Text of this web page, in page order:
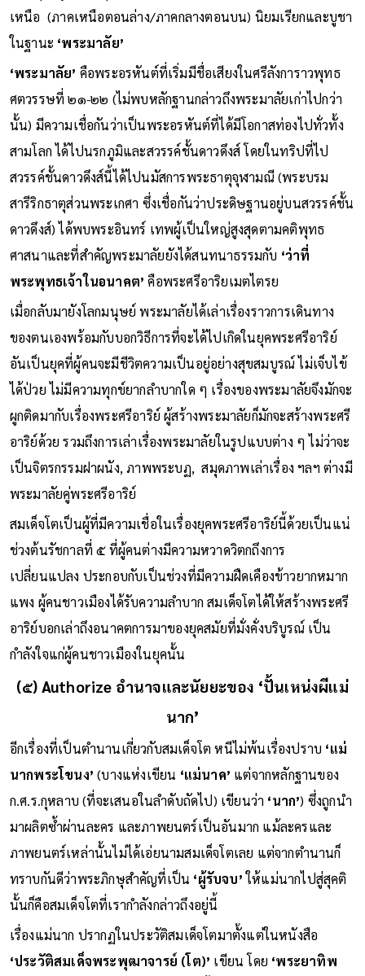
เหนือ (ภาคเหนือตอนล่าง/ภาคกลางตอนบน) นิยมเรียกและบูชา
ในฐานะ ‘พระมาลัย’
‘พระมาลัย’ คือพระอรหันต์ที่เริ่มมีชื่อเสียงในศรีลังการาวพุทธ
ศตวรรษที่ ๒๑-๒๒ (ไม่พบหลักฐานกล่าวถึงพระมาลัยเก่าไปกว่า
นั้น) มีความเชื่อกันว่าเป็นพระอรหันต์ที่ได้มีโอกาสท่องไปทั่วทั้ง
สามโลก ได้ไปนรกภูมิและสวรรค์ชั้นดาวดึงส์ โดยในทริปที่ไป
สวรรค์ชั้นดาวดึงส์นี้ได้ไปนมัสการพระธาตุจุฬามณี (พระบรม
สารีริกธาตุส่วนพระเกศา ซึ่งเชื่อกันว่าประดิษฐานอยู่บนสวรรค์ชั้น
ดาวดึงส์) ได้พบพระอินทร์ เทพผู้เป็นใหญ่สูงสุดตามคติพุทธ
ศาสนาและที่สำคัญพระมาลัยยังได้สนทนาธรรมกับ ‘ว่าที่
พระพุทธเจ้าในอนาคต’ คือพระศรีอาริยเมตไตรย
เมื่อกลับมายังโลกมนุษย์ พระมาลัยได้เล่าเรื่องราวการเดินทาง
ของตนเองพร้อมกับบอกวิธีการที่จะได้ไปเกิดในยุคพระศรีอาริย์
อันเป็นยุคที่ผู้คนจะมีชีวิตความเป็นอยู่อย่างสุขสมบูรณ์ ไม่เจ็บไข้
ได้ป่วย ไม่มีความทุกข์ยากลำบากใด ๆ เรื่องของพระมาลัยจึงมักจะ
ผูกติดมากับเรื่องพระศรีอาริย์ ผู้สร้างพระมาลัยก็มักจะสร้างพระศรี
อาริย์ด้วย รวมถึงการเล่าเรื่องพระมาลัยในรูปแบบต่าง ๆ ไม่ว่าจะ
เป็นจิตรกรรมฝาผนัง, ภาพพระบฏ, สมุดภาพเล่าเรื่อง ฯลฯ ต่างมี
พระมาลัยคู่พระศรีอาริย์
สมเด็จโตเป็นผู้ที่มีความเชื่อในเรื่องยุคพระศรีอาริย์นี้ด้วยเป็นแน่
ช่วงต้นรัชกาลที่ ๕ ที่ผู้คนต่างมีความหวาดวิตกถึงการ
เปลี่ยนแปลง ประกอบกับเป็นช่วงที่มีความฝืดเคืองข้าวยากหมาก
แพง ผู้คนชาวเมืองได้รับความลำบาก สมเด็จโตได้ให้สร้างพระศรี
อาริย์บอกเล่าถึงอนาคตการมาของยุคสมัยที่มั่งคั่งบริบูรณ์ เป็น
กำลังใจแก่ผู้คนชาวเมืองในยุคนั้น
(๕) Authorize อำนาจและนัยยะของ ‘ปั้นเหน่งผีแม่
นาก’
อีกเรื่องที่เป็นตำนานเกี่ยวกับสมเด็จโต หนีไม่พ้นเรื่องปราบ ‘แม่
นากพระโขนง’(บางแห่งเขียน ‘แม่นาค’ แต่จากหลักฐานของ
ก.ศ.ร.กุหลาบ (ที่จะเสนอในลำดับถัดไป) เขียนว่า ‘นาก’) ซึ่งถูกนำ
มาผลิตซ้ำผ่านละคร และภาพยนตร์เป็นอันมาก แม้ละครและ
ภาพยนตร์เหล่านั้นไม่ได้เอ่ยนามสมเด็จโตเลย แต่จากตำนานก็
ทราบกันดีว่าพระภิกษุสำคัญที่เป็น ‘ผู้รับจบ’ให้แม่นากไปสู่สุคติ
นั้นก็คือสมเด็จโตที่เรากำลังกล่าวถึงอยู่นี้
เรื่องแม่นาก ปรากฏในประวัติสมเด็จโตมาตั้งแต่ในหนังสือ
‘ประวัติสมเด็จพระพุฒาจารย์ (โต)’ เขียน โดย ‘พระยาทิพ